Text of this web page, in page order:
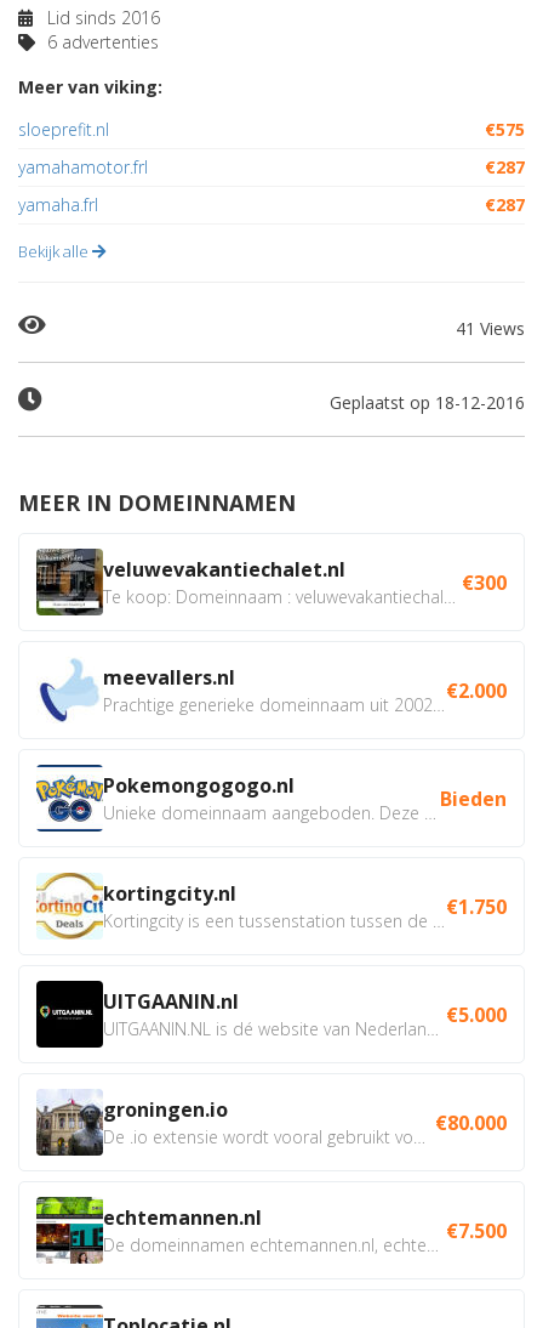
Lid sinds 2016
6 advertenties
Meer van viking:
sloeprefit.nl
€575
yamahamotor.frl
€287
yamaha.frl
€287
Bekijk alle
41 Views
Geplaatst op 18-12-2016
MEER IN DOMEINNAMEN
veluwevakantiechalet.nl €300
meevallers.nl €2.000
Pokemongogogo.nl Bieden
kortingcity.nl €1.750
UITGAANIN.nl €5.000
groningen.io €80.000
echtemannen.nl €7.500